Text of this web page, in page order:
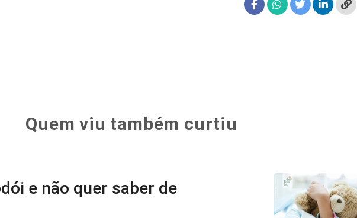
Quem viu também curtiu
e não quer saber de